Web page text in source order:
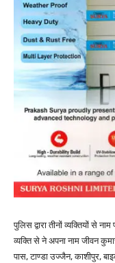
पुलिस द्वारा तीनों व्यक्तियों से
व्यक्ति से ने अपना नाम जीवन
पास, टाण्डा उज्जैन, काशीपुर,